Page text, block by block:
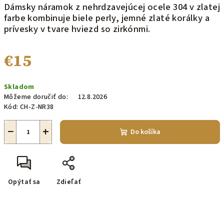
Dámsky náramok z nehrdzavejúcej ocele 304 v zlatej
farbe kombinuje biele perly, jemné zlaté korálky a
prívesky v tvare hviezd so zirkónmi.
€15
cena:
Skladom
Môžeme doručiť do:
12.8.2026
Kód: CH-Z-NR38
+
− Do košíka
Opýtať sa Zdieľať